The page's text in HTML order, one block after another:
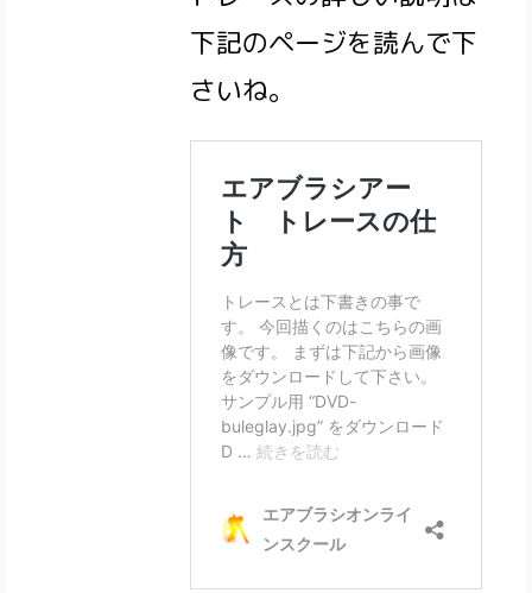
下記のページを読んで下
さいね。